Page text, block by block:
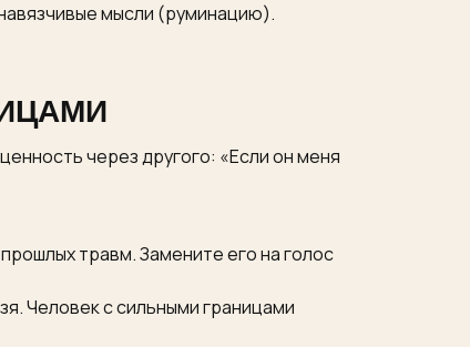
мысли (руминацию).
через другого: «Если он меня
травм. Замените его на голос
Человек с сильными границами